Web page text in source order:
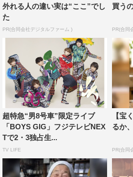
Bullet Train 5th Anniversary Tour
フジテレビNEXT ライブ・プレミ
NEXTsmart
放送（配信）日時
8月8日（火）午後6・30～9・30（
8月11日（金・祝）午後9・00～深
番組URL： http://otn.fujitv.co.jp/bt5th/
トレタリpresents超特急との夏の
8月11日（金・祝）午後7・00～9・
外れる人の違い実は“ここ”でし
た
PR(合同会社デジタルファーム )
買う
PR(合同
超特急“男8号車”限定ライブ
「BOYS GIG」フジテレビNEX
Tで2・3独占生...
TV LIFE
【宝
るか
PR(合同